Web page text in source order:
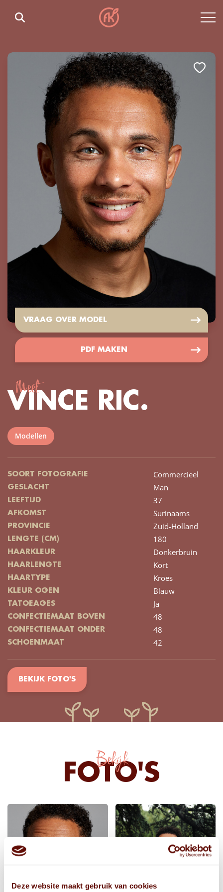
Deze website maakt gebruik van cookies
VRAAG OVER MODEL
PDF MAKEN
Meet
VINCE RIC.
Modellen
SOORT FOTOGRAFIE Commercieel
GESLACHT Man
LEEFTIJD 37
AFKOMST Surinaams
PROVINCIE Zuid-Holland
LENGTE (CM) 180
HAARKLEUR Donkerbruin
HAARLENGTE Kort
HAARTYPE Kroes
KLEUR OGEN Blauw
TATOEAGES Ja
CONFECTIEMAAT BOVEN 48
CONFECTIEMAAT ONDER 48
SCHOENMAAT 42
BEKIJK FOTO'S
Bekijk
FOTO'S